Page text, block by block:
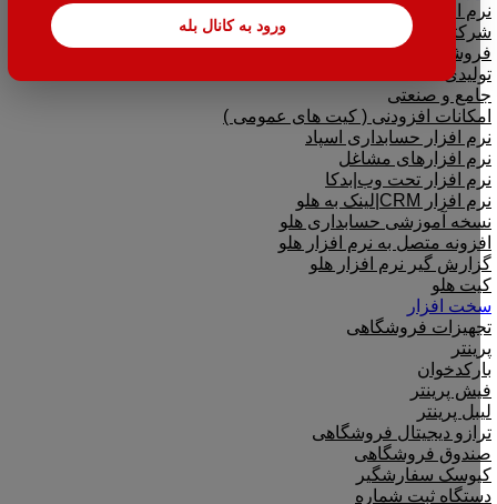
ورود به کانال بله
نرم افزار حسابداری هلو
شرکتی
فروشگاهی
تولیدی
جامع و صنعتی
امکانات افزودنی ( کیت های عمومی )
نرم افزار حسابداری اسپاد
نرم افزارهای مشاغل
نرم افزار تحت وب|بدکا
نرم افزار CRM|لینک به هلو
نسخه آموزشی حسابداری هلو
افزونه متصل به نرم افزار هلو
گزارش گیر نرم افزار هلو
کیت هلو
سخت افزار
تجهیزات فروشگاهی
پرینتر
بارکدخوان
فیش پرینتر
لیبل پرینتر
ترازو دیجیتال فروشگاهی
صندوق فروشگاهی
کیوسک سفارشگیر
دستگاه ثبت شماره